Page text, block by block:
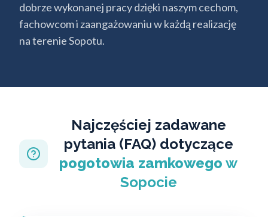
dobrze wykonanej pracy dzięki naszym cechom,
fachowcom i zaangażowaniu w każdą realizację
na terenie Sopotu.
Najczęściej zadawane
pytania (FAQ) dotyczące
pogotowia zamkowego w
Sopocie